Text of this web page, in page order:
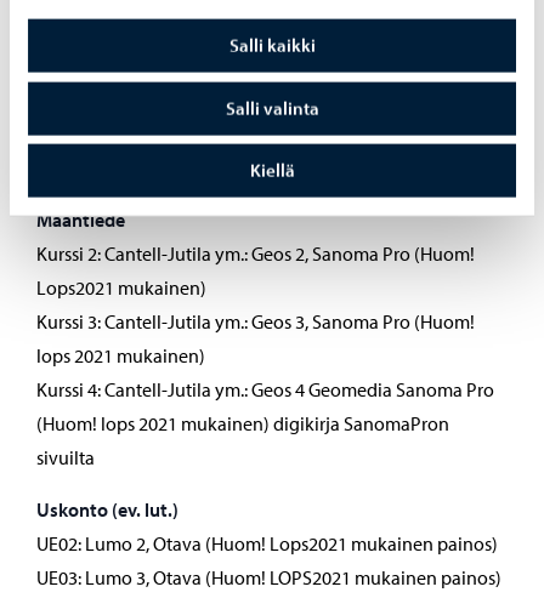
Salli kaikki
Salli valinta
Kiellä
Kurssi 4 = BI5: Iiris 5 SanomaPro (lops 2021)
Kurssi 5 = BI6: Iiris 6 SanomaPro (lops2021)– Jos ei vielä
ilmestynyt BIOS5 SanomaPro Lops2016
oBI13:Happonen-Holopainen ym. YO-kertaus biologia,
Maantiede
Kurssi 2: Cantell-Jutila ym.: Geos 2, Sanoma Pro (Huom!
Lops2021 mukainen)
Kurssi 3: Cantell-Jutila ym.: Geos 3, Sanoma Pro (Huom!
lops 2021 mukainen)
Kurssi 4: Cantell-Jutila ym.: Geos 4 Geomedia Sanoma Pro
(Huom! lops 2021 mukainen) digikirja SanomaPron
sivuilta
Uskonto (ev. lut.)
UE02: Lumo 2, Otava (Huom! Lops2021 mukainen painos)
UE03: Lumo 3, Otava (Huom! LOPS2021 mukainen painos)